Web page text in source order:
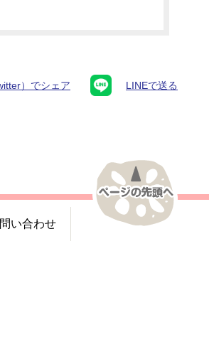
）でシェア LINEで送る
い合わせ